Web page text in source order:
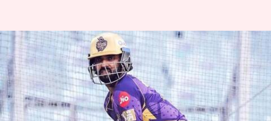
ஐபிஎல் 2025: ராமநவமி
காரணமாக கேகேஆர் vs
எல்எஸ்ஜி போட்டி
கொல்கத்தாவிலிருந்து